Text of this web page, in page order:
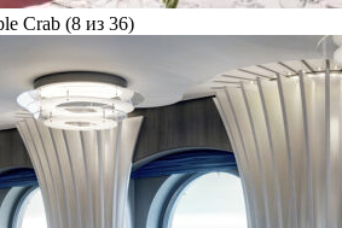
Crab (8 из 36)